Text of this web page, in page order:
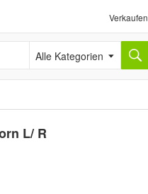
Verkaufen
Alle Kategorien
L/ R